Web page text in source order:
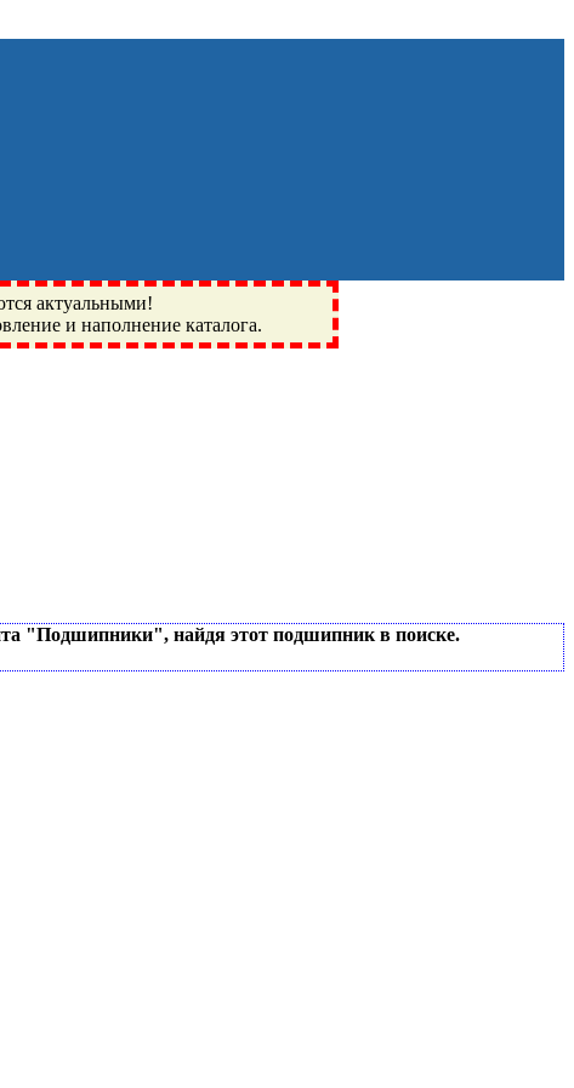
актуальными!
и наполнение каталога.
Монино, Ивантеевка, подшипники, пневматика, метизы,
BSN, SPZ, РФ, BMZ, ХАРП, CX, РОЛТОМ, APZ, FBJ, KYK,
"Подшипники", найдя этот подшипник в поиске.